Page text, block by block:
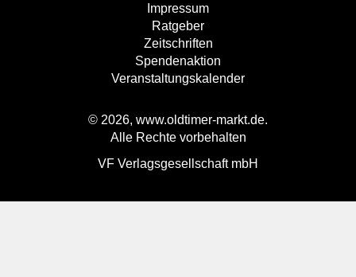
Impressum
Ratgeber
Zeitschriften
Spendenaktion
Veranstaltungskalender
© 2026, www.oldtimer-markt.de.
Alle Rechte vorbehalten
VF Verlagsgesellschaft mbH